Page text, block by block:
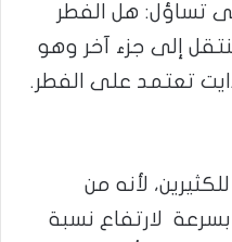
تساؤل: هل الفطر
إلى جزء آخر وهو
تعتمد على الفطر.
لأنه من
لارتفاع نسبة